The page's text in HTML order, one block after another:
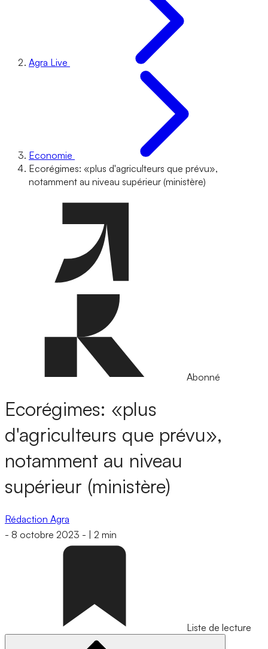
Agra Live
Economie
Ecorégimes: «plus d'agriculteurs que prévu»,
notamment au niveau supérieur (ministère)
Abonné
Ecorégimes: «plus
d'agriculteurs que prévu»,
notamment au niveau
supérieur (ministère)
Rédaction Agra
- 8 octobre 2023 - 2 min
Liste de lecture